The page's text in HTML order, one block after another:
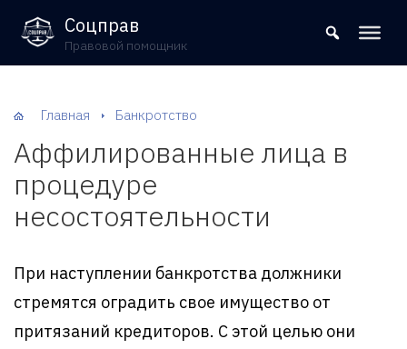
8 (800) 302-09-37
Соцправ
Правовой помощник
Главная Банкротство
Аффилированные лица в
процедуре
несостоятельности
При наступлении банкротства должники
стремятся оградить свое имущество от
притязаний кредиторов. С этой целью они